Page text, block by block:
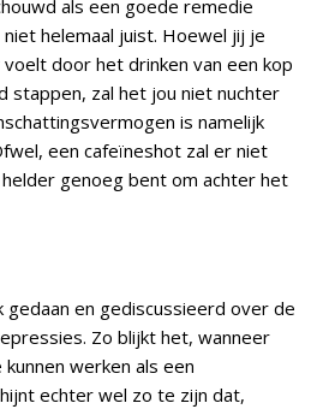
als een goede remedie
helemaal juist. Hoewel jij je
door het drinken van een kop
stappen, zal het jou niet nuchter
is namelijk
een cafeïneshot zal er niet
genoeg bent om achter het
en gediscussieerd over de
Zo blijkt het, wanneer
werken als een
echter wel zo te zijn dat,